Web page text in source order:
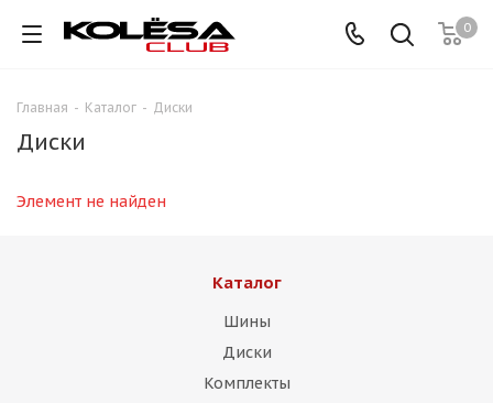
0
Главная - Каталог - Диски
Диски
Элемент не найден
Каталог
Шины
Диски
Комплекты